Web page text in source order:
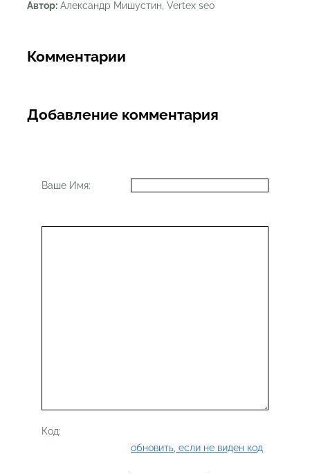
Автор: Александр Мишустин, Vertex seo
Комментарии
Добавление комментария
Ваше Имя:
Код:
обновить, если не виден код